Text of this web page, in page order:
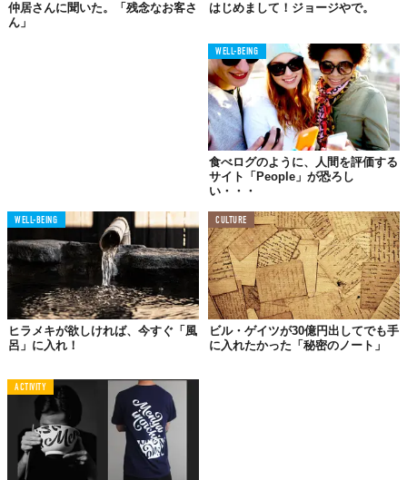
©Haiku joji
例えばだけどね、お寺にも、神社にも行く……。
わざと行ったの
かもしれないし、たまたま通ったのかもしれな
い。せっかくやから少し挨拶し
よ。迫ると、自分が小さくなる。
こんな建物って、いくつの季節を過ごしてきたかなぁ。もっとも
晴れた日にも、もっとも嵐の日にも、ずっと建っていた。おじい
ちゃんと同じく、年寄りで知恵がいっぱい。
書道を見る。薫香をかぐ。風を聴く。静けさを感じる。気づいた
ら、気持ちに不思議なパワーが入ってきた。超神秘的なの。
こういうのも、マジックオブジャパンだ！
仲居さんに聞いた。「残念なお客さ
ん」
はじめまして！ジョージやで。
WELL-BEING
食べログのように、人間を評価する
サイト「People」が恐ろし
い・・・
WELL-BEING
ヒラメキが欲しければ、今すぐ「風
呂」に入れ！
CULTURE
ビル・ゲイツが30億円出してでも手
に入れたかった「秘密のノート」
ACTIVITY